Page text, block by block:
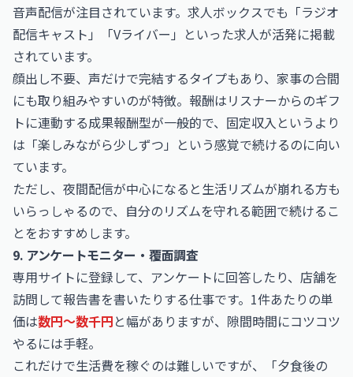
音声配信が注目されています。求人ボックスでも「ラジオ
配信キャスト」「Vライバー」といった求人が活発に掲載
されています。
顔出し不要、声だけで完結するタイプもあり、家事の合間
にも取り組みやすいのが特徴。報酬はリスナーからのギフ
トに連動する成果報酬型が一般的で、固定収入というより
は「楽しみながら少しずつ」という感覚で続けるのに向い
ています。
ただし、夜間配信が中心になると生活リズムが崩れる方も
いらっしゃるので、自分のリズムを守れる範囲で続けるこ
とをおすすめします。
9. アンケートモニター・覆面調査
専用サイトに登録して、アンケートに回答したり、店舗を
訪問して報告書を書いたりする仕事です。1件あたりの単
価は数円〜数千円と幅がありますが、隙間時間にコツコツ
やるには手軽。
これだけで生活費を稼ぐのは難しいですが、「夕食後の